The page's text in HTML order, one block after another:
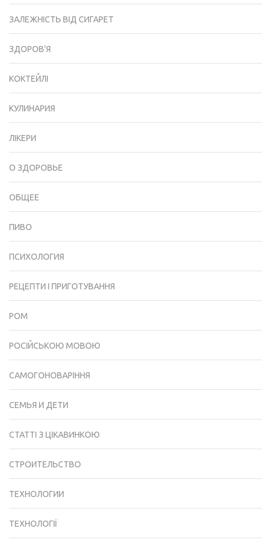
ЗАЛЕЖНІСТЬ ВІД СИГАРЕТ
ЗДОРОВ'Я
КОКТЕЙЛІ
КУЛИНАРИЯ
ЛІКЕРИ
О ЗДОРОВЬЕ
ОБЩЕЕ
ПИВО
ПСИХОЛОГИЯ
РЕЦЕПТИ І ПРИГОТУВАННЯ
РОМ
РОСІЙСЬКОЮ МОВОЮ
САМОГОНОВАРІННЯ
СЕМЬЯ И ДЕТИ
СТАТТІ З ЦІКАВИНКОЮ
СТРОИТЕЛЬСТВО
ТЕХНОЛОГИИ
ТЕХНОЛОГІЇ